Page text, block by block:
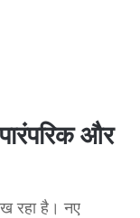
और
रहा है। नए